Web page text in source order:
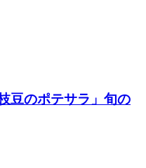
豆のポテサラ」旬の